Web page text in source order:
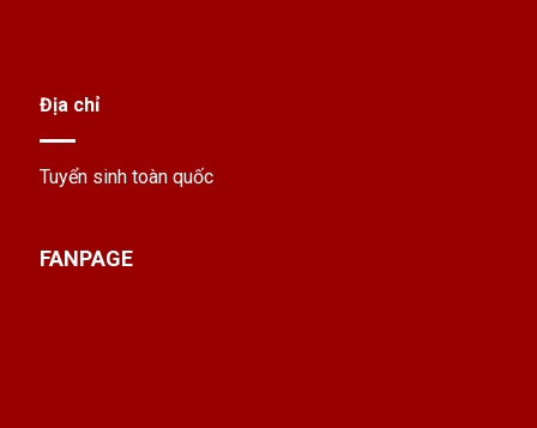
Địa chỉ
Tuyển sinh toàn quốc
FANPAGE